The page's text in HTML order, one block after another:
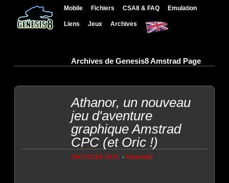
Mobile Fichiers CSA8 & FAQ Emulation
Liens Jeux Archives
Archives de Genesis8 Amstrad Page
Athanor, un nouveau
jeu d'aventure
graphique Amstrad
CPC (et Oric !)
24/07/2014 00:01 - Genesis8